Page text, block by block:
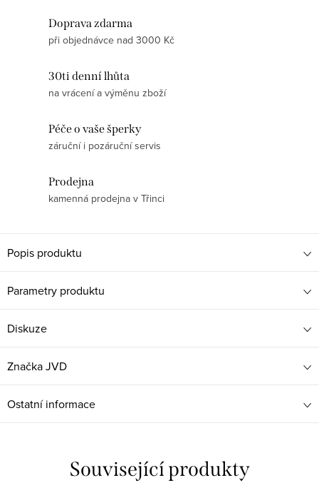
Doprava zdarma
při objednávce nad 3000 Kč
30ti denní lhůta
na vrácení a výměnu zboží
Péče o vaše šperky
záruční i pozáruční servis
Prodejna
kamenná prodejna v Třinci
Popis produktu
Parametry produktu
Diskuze
ZnačkaJVD
Ostatní informace
Související produkty